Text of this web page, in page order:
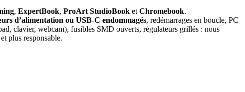
, ExpertBook, ProArt StudioBook et Chromebook.
d’alimentation ou USB‑C endommagés, redémarrages en boucle, PC
clavier, webcam), fusibles SMD ouverts, régulateurs grillés : nous
plus responsable.